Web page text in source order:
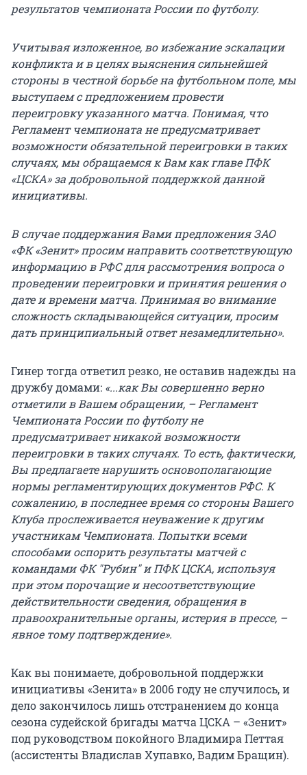
результатов чемпионата России по футболу.
Учитывая изложенное, во избежание эскалации
конфликта и в целях выяснения сильнейшей
стороны в честной борьбе на футбольном поле, мы
выступаем с предложением провести
переигровку указанного матча. Понимая, что
Регламент чемпионата не предусматривает
возможности обязательной переигровки в таких
случаях, мы обращаемся к Вам как главе ПФК
«ЦСКА» за добровольной поддержкой данной
инициативы.
В случае поддержания Вами предложения ЗАО
«ФК «Зенит» просим направить соответствующую
информацию в РФС для рассмотрения вопроса о
проведении переигровки и принятия решения о
дате и времени матча. Принимая во внимание
сложность складывающейся ситуации, просим
дать принципиальный ответ незамедлительно».
Гинер тогда ответил резко, не оставив надежды на
дружбу домами: «...как Вы совершенно верно
отметили в Вашем обращении, – Регламент
Чемпионата России по футболу не
предусматривает никакой возможности
переигровки в таких случаях. То есть, фактически,
Вы предлагаете нарушить основополагающие
нормы регламентирующих документов РФС. К
сожалению, в последнее время со стороны Вашего
Клуба прослеживается неуважение к другим
участникам Чемпионата. Попытки всеми
способами оспорить результаты матчей с
командами ФК "Рубин" и ПФК ЦСКА, используя
при этом порочащие и несоответствующие
действительности сведения, обращения в
правоохранительные органы, истерия в прессе, –
явное тому подтверждение».
Как вы понимаете, добровольной поддержки
инициативы «Зенита» в 2006 году не случилось, и
дело закончилось лишь отстранением до конца
сезона судейской бригады матча ЦСКА – «Зенит»
под руководством покойного Владимира Петтая
(ассистенты Владислав Хупавко, Вадим Бращин).